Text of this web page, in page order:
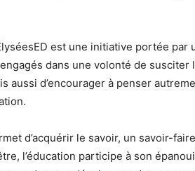
est une initiative portée
dans une volonté de susciter
aussi d’encourager à penser
d’acquérir le savoir, un savoir-
l’éducation participe à son